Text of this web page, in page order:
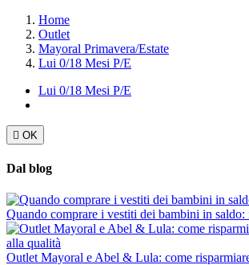
Home
Outlet
Mayoral Primavera/Estate
Lui 0/18 Mesi P/E
Lui 0/18 Mesi P/E
 OK
Dal blog
Quando comprare i vestiti dei bambini in
Outlet Mayoral e Abel & Lula: come